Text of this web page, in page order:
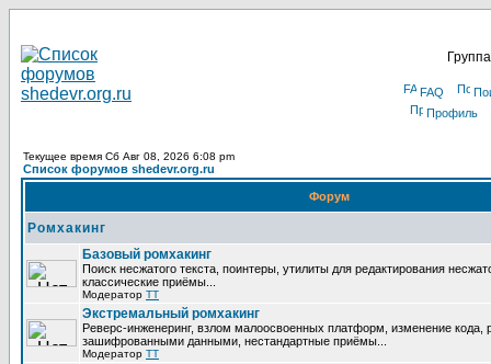
FAQ
Профиль
Текущее время Сб Авг 08, 2026 6:08 pm
Список форумов shedevr.org.ru
Форум
Ромхакинг
Базовый ромхакинг
Поиск несжатого текста, поинтеры, утилиты для редактирования
классические приёмы...
Модератор TT
Экстремальный ромхакинг
Реверс-инженеринг, взлом малоосвоенных платформ, изменение кода,
зашифрованными данными, нестандартные приёмы...
Модератор TT